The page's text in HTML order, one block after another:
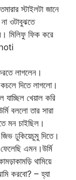
স্টাইলটা জানে
ওটাবুঝতে
মিলিফু ফিক করে
লাগলেন।
দিতে লাগলো।
খেয়াল করি
বললো তার সারা
মন চাইছিল।
ঢুকিয়েচুমু দিতে।
এমন।উর্মি
থামিয়ে
করবো? – হ্যা